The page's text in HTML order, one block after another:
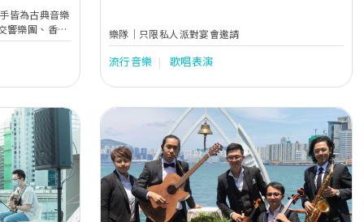
皆為古典音樂
響樂團、香港
成的弦樂四
爵士樂以至
樂隊｜只限私人派對宴會邀請
流行音樂 歌唱表演
Next Previous Next